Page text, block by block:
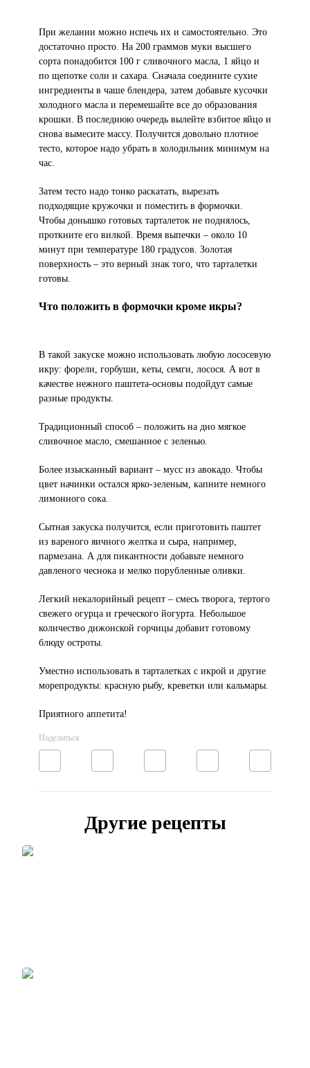
При желании можно испечь их и самостоятельно. Это
достаточно просто. На 200 граммов муки высшего
сорта понадобится 100 г сливочного масла, 1 яйцо и
по щепотке соли и сахара. Сначала соедините сухие
ингредиенты в чаше блендера, затем добавьте кусочки
холодного масла и перемешайте все до образования
крошки. В последнюю очередь вылейте взбитое яйцо и
снова вымесите массу. Получится довольно плотное
тесто, которое надо убрать в холодильник минимум на
час.
Затем тесто надо тонко раскатать, вырезать
подходящие кружочки и поместить в формочки.
Чтобы донышко готовых тарталеток не поднялось,
проткните его вилкой. Время выпечки – около 10
минут при температуре 180 градусов. Золотая
поверхность – это верный знак того, что тарталетки
готовы.
Что положить в формочки кроме икры?
В такой закуске можно использовать любую лососевую
икру: форели, горбуши, кеты, семги, лосося. А вот в
качестве нежного паштета-основы подойдут самые
разные продукты.
Традиционный способ – положить на дно мягкое
сливочное масло, смешанное с зеленью.
Более изысканный вариант – мусс из авокадо. Чтобы
цвет начинки остался ярко-зеленым, капните немного
лимонного сока.
Сытная закуска получится, если приготовить паштет
из вареного яичного желтка и сыра, например,
пармезана. А для пикантности добавьте немного
давленого чеснока и мелко порубленные оливки.
Легкий некалорийный рецепт – смесь творога, тертого
свежего огурца и греческого йогурта. Небольшое
количество дижонской горчицы добавит готовому
блюду остроты.
Уместно использовать в тарталетках с икрой и другие
морепродукты: красную рыбу, креветки или кальмары.
Приятного аппетита!
Поделиться
Другие рецепты
РЕЦЕПТЫ
РЕЦЕПТЫ